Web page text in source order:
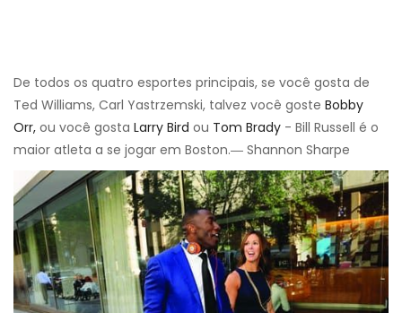
De todos os quatro esportes principais, se você gosta de
Ted Williams, Carl Yastrzemski, talvez você goste Bobby
Orr, ou você gosta Larry Bird ou Tom Brady - Bill Russell é o
maior atleta a se jogar em Boston.― Shannon Sharpe